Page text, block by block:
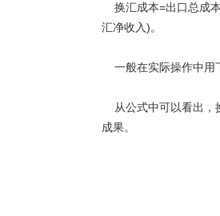
换汇成本=出口总成
汇净收入)。
一般在实际操作中用
从公式中可以看出，
成果。